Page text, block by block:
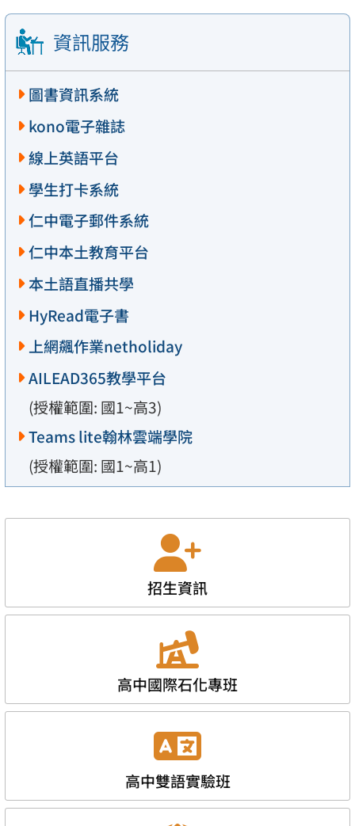
資訊服務
圖書資訊系統
kono電子雜誌
線上英語平台
學生打卡系統
仁中電子郵件系統
仁中本土教育平台
本土語直播共學
HyRead電子書
上網飆作業netholiday
AILEAD365教學平台
(授權範圍: 國1~高3)
Teams lite翰林雲端學院
(授權範圍: 國1~高1)
招生資訊
高中國際石化專班
高中雙語實驗班